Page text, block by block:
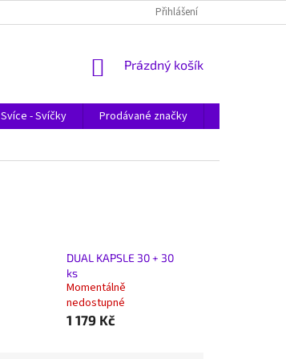
Přihlášení
NÁKUPNÍ
Prázdný košík
Svíce - Svíčky Prodávané značky
DUAL KAPSLE 30 + 30
ks
Momentálně
nedostupné
1 179 Kč